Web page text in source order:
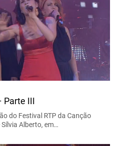
Parte III
do Festival RTP da Canção
Alberto, em…